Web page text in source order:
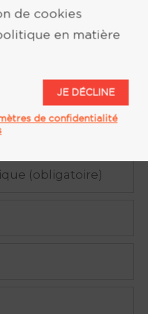
de cookies
en matière
JE DÉCLINE
de confidentialité